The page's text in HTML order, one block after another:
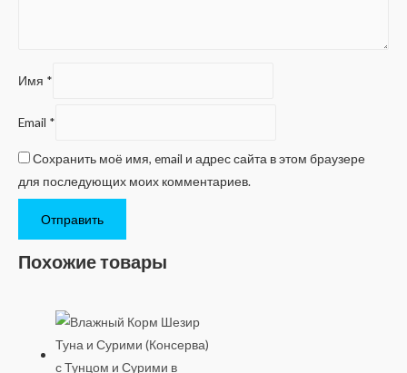
Имя *
Email *
Сохранить моё имя, email и адрес сайта в этом браузере
для последующих моих комментариев.
Похожие товары